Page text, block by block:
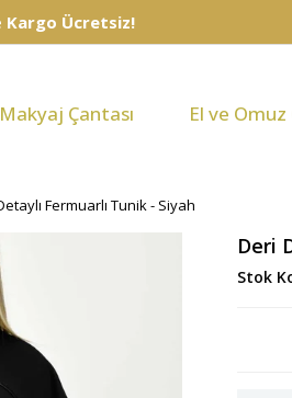
Makyaj Çantası El ve Omuz
Fermuarlı Tunik - Siyah
Deri
Stok
Ücretsiz!